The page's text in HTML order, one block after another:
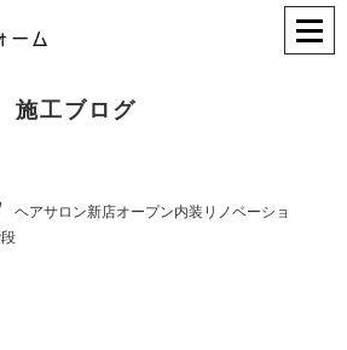
施工ブログ
ヘアサロン新店オープン内装リノベーショ